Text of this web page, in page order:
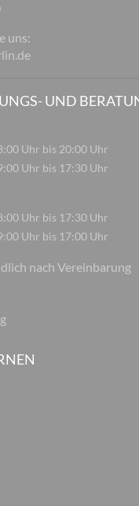
uns:
UND
Uhr bis 20:00 Uhr
Uhr bis 17:30 Uhr
Uhr bis 17:30 Uhr
Uhr bis 17:00 Uhr
nach Vereinbarung